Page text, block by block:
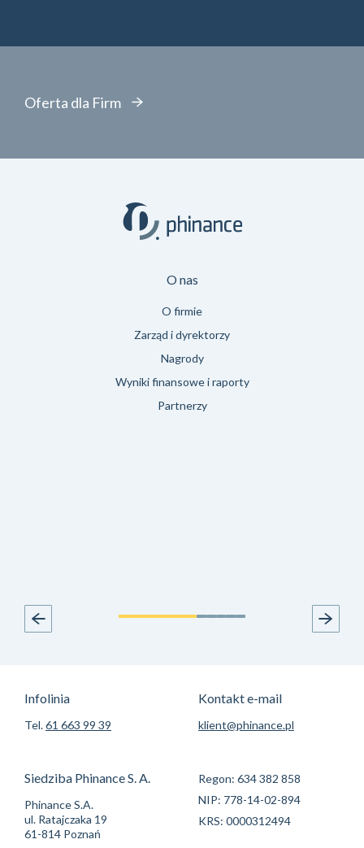
Oferta dla Firm
O nas
O firmie
Zarząd i dyrektorzy
Nagrody
Wyniki finansowe i raporty
Partnerzy
Infolinia
Tel.61 663 99 39
Kontakt e-mail
klient@phinance.pl
Siedziba Phinance S. A.
Phinance S.A.
ul. Ratajczaka 19
61-814 Poznań
Regon: 634 382 858
NIP: 778-14-02-894
KRS: 0000312494